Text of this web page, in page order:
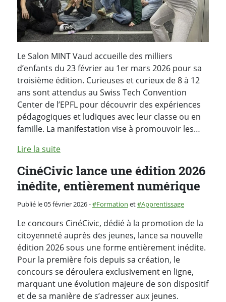
Le Salon MINT Vaud accueille des milliers
d’enfants du 23 février au 1er mars 2026 pour sa
troisième édition. Curieuses et curieux de 8 à 12
ans sont attendus au Swiss Tech Convention
Center de l’EPFL pour découvrir des expériences
pédagogiques et ludiques avec leur classe ou en
famille. La manifestation vise à promouvoir les…
Lire la suite
CinéCivic lance une édition 2026
inédite, entièrement numérique
Publié le 05 février 2026-Catégorie :
Formation et Apprentissage
Le concours CinéCivic, dédié à la promotion de la
citoyenneté auprès des jeunes, lance sa nouvelle
édition 2026 sous une forme entièrement inédite.
Pour la première fois depuis sa création, le
concours se déroulera exclusivement en ligne,
marquant une évolution majeure de son dispositif
et de sa manière de s’adresser aux jeunes.